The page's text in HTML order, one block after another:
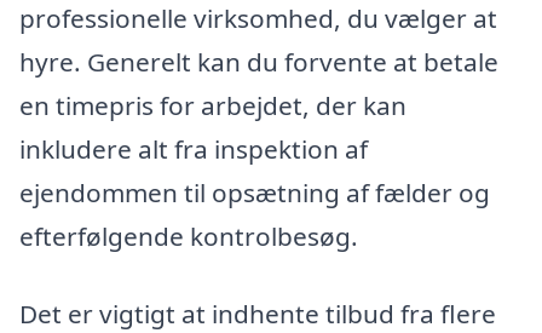
professionelle virksomhed, du vælger at
hyre. Generelt kan du forvente at betale
en timepris for arbejdet, der kan
inkludere alt fra inspektion af
ejendommen til opsætning af fælder og
efterfølgende kontrolbesøg.
Det er vigtigt at indhente tilbud fra flere